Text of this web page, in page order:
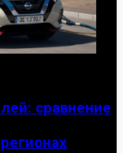
сравнение